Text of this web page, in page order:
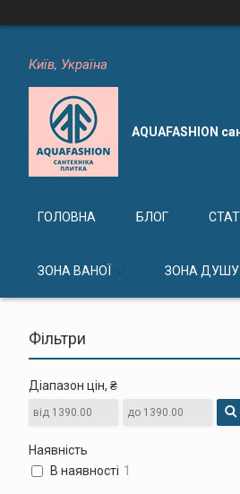
Київ, Україна
AQUAFASHION
ГОЛОВНА БЛОГ
ЗОНА ВАНОЇ ЗОНА ДУШУ
Фільтри
Діапазон цін, ₴
Наявність
В наявності 1